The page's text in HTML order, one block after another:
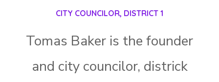
CITY COUNCILOR, DISTRICT 1
Tomas Baker is the founder
and city councilor, districk